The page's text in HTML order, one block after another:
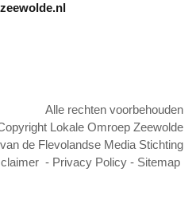
Alle rechten voorbehouden
Lokale Omroep Zeewolde
de Flevolandse Media Stichting
- Privacy Policy - Sitemap